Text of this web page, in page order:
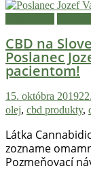
CBD na
Poslanec
pacientom!
15. októbra 2019
olej, cbd produkty,
Látka
zozname
Pozmeňovací